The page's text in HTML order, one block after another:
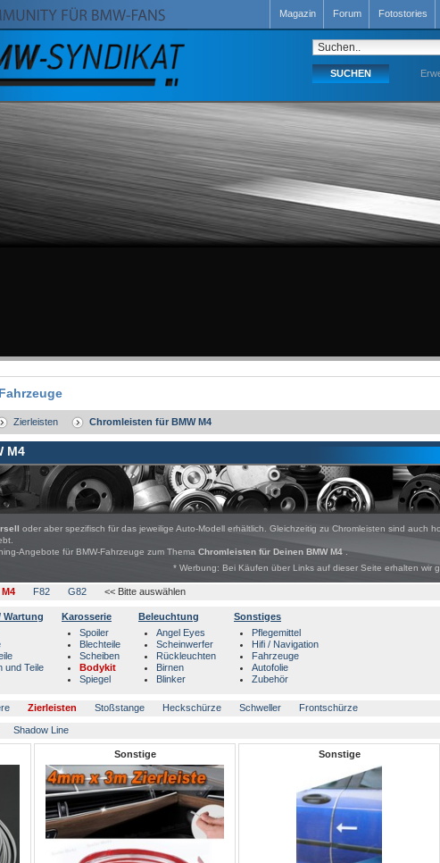
Magazin Forum Fotostories
Zierleisten Chromleisten für BMW M4
M4
oder aber spezifisch für das jeweilige Auto-Modell erhältlich. Gleichzeitig zu Chromleisten sind auch
Angebote für BMW-Fahrzeuge zum Thema Chromleisten für Deinen BMW M4.
* Werbung: Bei Käufen über Links auf dieser Seite erhalten wir
M4 F82 G82 << Bitte auswählen
Wartung
und Teile
Karosserie
Spoiler
Blechteile
Scheiben
Bodykit
Spiegel
Beleuchtung
Angel Eyes
Scheinwerfer
Rückleuchten
Birnen
Blinker
Sonstiges
Pflegemittel
Hifi / Navigation
Fahrzeuge
Autofolie
Zubehör
Zierleisten Stoßstange Heckschürze Schweller Frontschürze
Shadow Line
Sonstige Sonstige